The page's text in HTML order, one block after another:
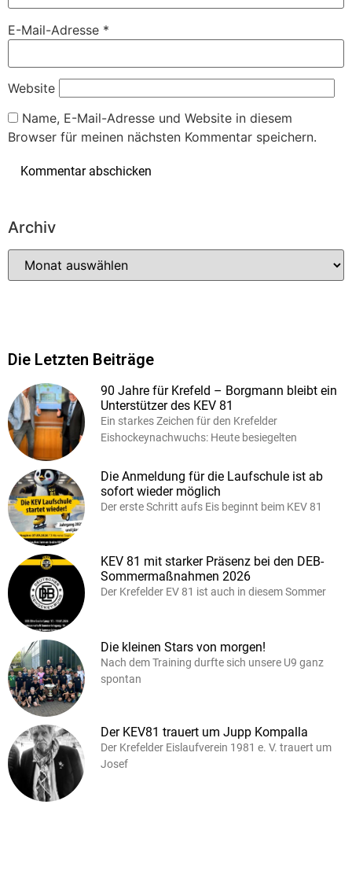
E-Mail-Adresse *
Website
Name, E-Mail-Adresse und Website in diesem
Browser für meinen nächsten Kommentar speichern.
Archiv
Die Letzten Beiträge
90 Jahre für Krefeld – Borgmann bleibt ein
Unterstützer des KEV 81
Ein starkes Zeichen für den Krefelder
Eishockeynachwuchs: Heute besiegelten
Die Anmeldung für die Laufschule ist ab
sofort wieder möglich
Der erste Schritt aufs Eis beginnt beim KEV 81
KEV 81 mit starker Präsenz bei den DEB-
Sommermaßnahmen 2026
Der Krefelder EV 81 ist auch in diesem Sommer
Die kleinen Stars von morgen!
Nach dem Training durfte sich unsere U9 ganz
spontan
Der KEV81 trauert um Jupp Kompalla
Der Krefelder Eislaufverein 1981 e. V. trauert um
Josef